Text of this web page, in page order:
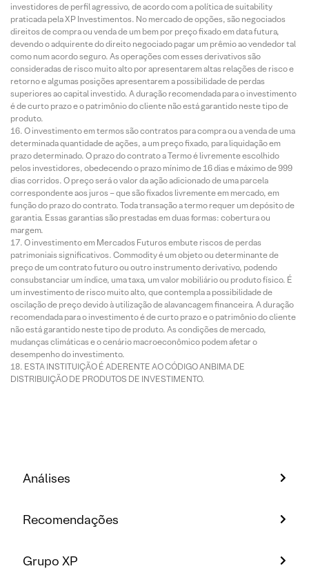
investidores de perfil agressivo, de acordo com a política de suitability
praticada pela XP Investimentos. No mercado de opções, são negociados
direitos de compra ou venda de um bem por preço fixado em data futura,
devendo o adquirente do direito negociado pagar um prêmio ao vendedor tal
como num acordo seguro. As operações com esses derivativos são
consideradas de risco muito alto por apresentarem altas relações de risco e
retorno e algumas posições apresentarem a possibilidade de perdas
superiores ao capital investido. A duração recomendada para o investimento
é de curto prazo e o patrimônio do cliente não está garantido neste tipo de
produto.
O investimento em termos são contratos para compra ou a venda de uma
determinada quantidade de ações, a um preço fixado, para liquidação em
prazo determinado. O prazo do contrato a Termo é livremente escolhido
pelos investidores, obedecendo o prazo mínimo de 16 dias e máximo de 999
dias corridos. O preço será o valor da ação adicionado de uma parcela
correspondente aos juros – que são fixados livremente em mercado, em
função do prazo do contrato. Toda transação a termo requer um depósito de
garantia. Essas garantias são prestadas em duas formas: cobertura ou
margem.
O investimento em Mercados Futuros embute riscos de perdas
patrimoniais significativos. Commodity é um objeto ou determinante de
preço de um contrato futuro ou outro instrumento derivativo, podendo
consubstanciar um índice, uma taxa, um valor mobiliário ou produto físico. É
um investimento de risco muito alto, que contempla a possibilidade de
oscilação de preço devido à utilização de alavancagem financeira. A duração
recomendada para o investimento é de curto prazo e o patrimônio do cliente
não está garantido neste tipo de produto. As condições de mercado,
mudanças climáticas e o cenário macroeconômico podem afetar o
desempenho do investimento.
ESTA INSTITUIÇÃO É ADERENTE AO CÓDIGO ANBIMA DE
DISTRIBUIÇÃO DE PRODUTOS DE INVESTIMENTO.
Análises
Recomendações
Grupo XP